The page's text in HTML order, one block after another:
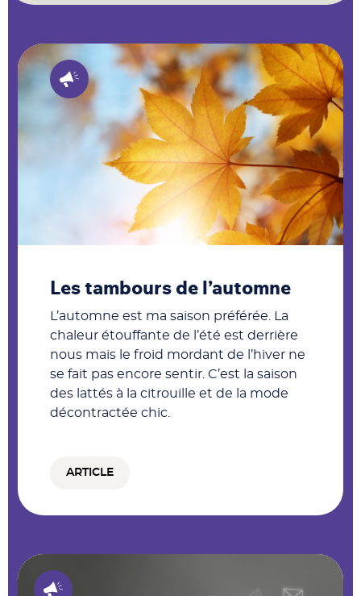
Les tambours de l’automne
L’automne est ma saison préférée. La
chaleur étouffante de l’été est derrière
nous mais le froid mordant de l’hiver ne
se fait pas encore sentir. C’est la saison
des lattés à la citrouille et de la mode
décontractée chic.
ARTICLE